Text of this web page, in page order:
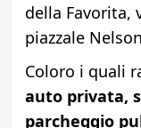
della Favorita,
piazzale
Coloro i quali
auto privata,
parcheggio